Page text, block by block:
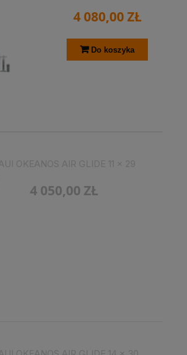
4 080,00 ZŁ
Do koszyka
4 050,00 ZŁ